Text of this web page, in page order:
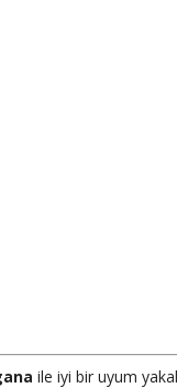
ile iyi bir uyum